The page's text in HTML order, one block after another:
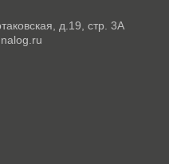
д.19, стр. 3А